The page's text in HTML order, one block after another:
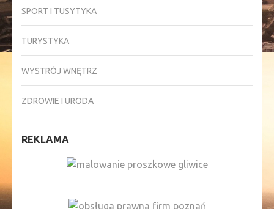
SPORT I TUSYTYKA
TURYSTYKA
WYSTRÓJ WNĘTRZ
ZDROWIE I URODA
REKLAMA